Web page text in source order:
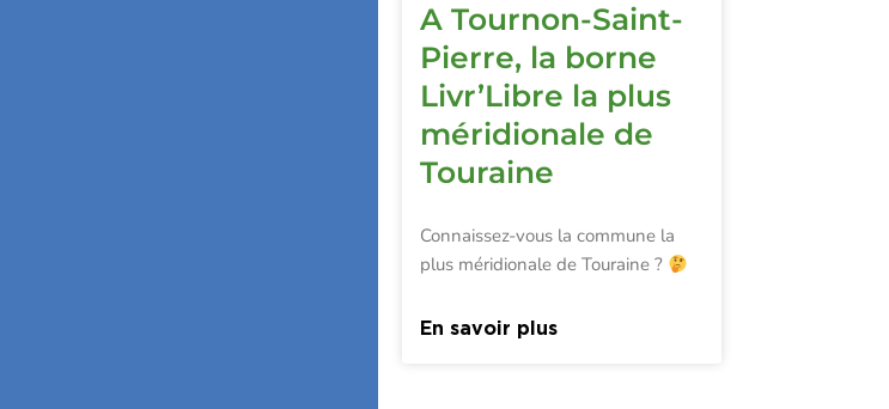
A Tournon-Saint-
Pierre, la borne
Livr’Libre la plus
méridionale de
Touraine
Connaissez-vous la commune la
plus méridionale de Touraine ?
En savoir plus